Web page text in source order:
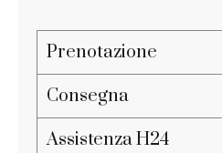
Prenotazione
Consegna
Assistenza H24